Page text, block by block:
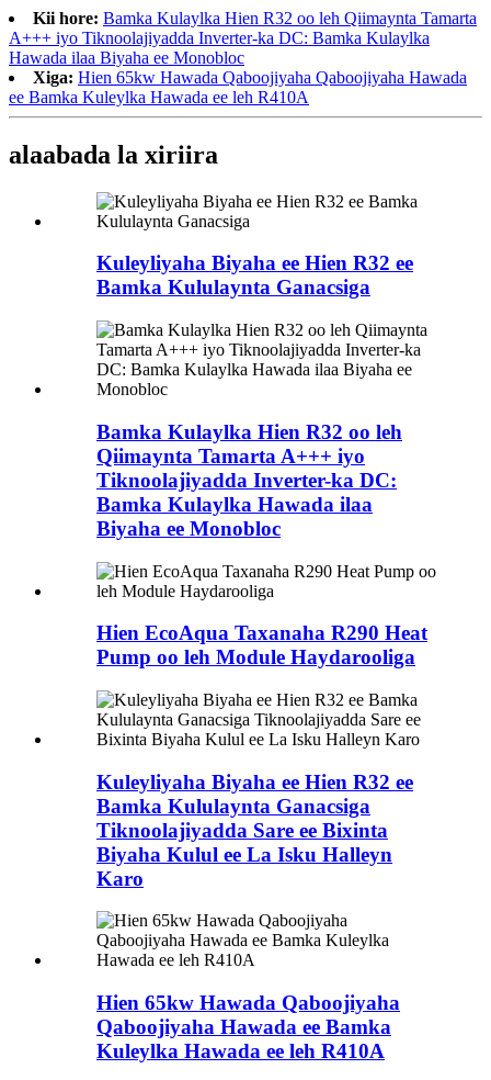
Kii hore: Bamka Kulaylka Hien R32 oo leh Qiimaynta Tamarta
A+++ iyo Tiknoolajiyadda Inverter-ka DC: Bamka Kulaylka
Hawada ilaa Biyaha ee Monobloc
Xiga: Hien 65kw Hawada Qaboojiyaha Qaboojiyaha Hawada
ee Bamka Kuleylka Hawada ee leh R410A
alaabada la xiriira
Kuleyliyaha Biyaha ee Hien R32 ee
Bamka Kululaynta Ganacsiga
Bamka Kulaylka Hien R32 oo leh
Qiimaynta Tamarta A+++ iyo
Tiknoolajiyadda Inverter-ka DC:
Bamka Kulaylka Hawada ilaa
Biyaha ee Monobloc
Hien EcoAqua Taxanaha R290 Heat
Pump oo leh Module Haydarooliga
Kuleyliyaha Biyaha ee Hien R32 ee
Bamka Kululaynta Ganacsiga
Tiknoolajiyadda Sare ee Bixinta
Biyaha Kulul ee La Isku Halleyn
Karo
Hien 65kw Hawada Qaboojiyaha
Qaboojiyaha Hawada ee Bamka
Kuleylka Hawada ee leh R410A